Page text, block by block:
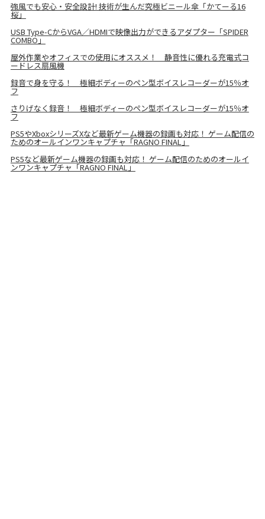
強風でも安心・安全設計! 技術が生んだ究極ビニール傘「かてーる16
桜」
USB Type-CからVGA／HDMIで映像出力ができるアダプター「SPIDER
COMBO」
屋外作業やオフィスでの使用にオススメ！ 静音性に優れる充電式コ
ードレス扇風機
録音で身を守る！ 極細ボディーのペン型ボイスレコーダーが15％オ
フ
さりげなく録音！ 極細ボディーのペン型ボイスレコーダーが15％オ
フ
PS5やXboxシリーズXなど最新ゲーム機器の録画も対応！ ゲーム配信の
ためのオールインワンキャプチャ「RAGNO FINAL」
PS5など最新ゲーム機器の録画も対応！ ゲーム配信のためのオールイ
ンワンキャプチャ「RAGNO FINAL」